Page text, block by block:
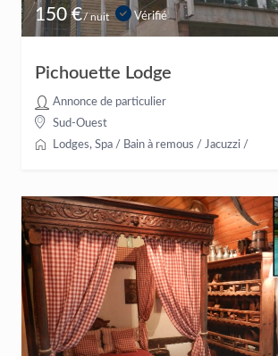
150 €/ nuit Vérifié
Pichouette Lodge
Annonce de particulier
Sud-Ouest
Lodges, Spa / Bain à remous / Jacuzzi /